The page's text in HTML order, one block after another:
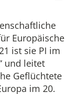
Europäische
ist sie PI im
und leitet
Geflüchtete
im 20.